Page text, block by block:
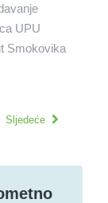
UPU
Smokovika
Sljedeće